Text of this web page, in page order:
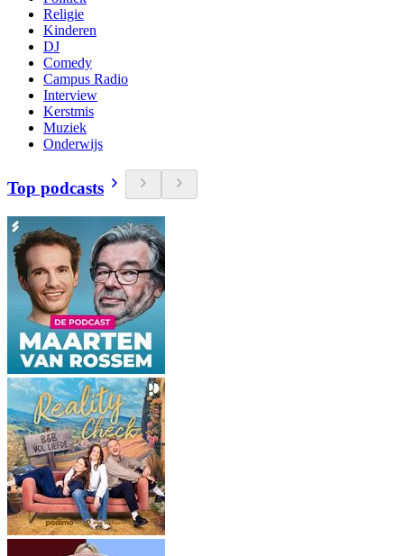
Religie
Kinderen
DJ
Comedy
Campus Radio
Interview
Kerstmis
Muziek
Onderwijs
Top podcasts